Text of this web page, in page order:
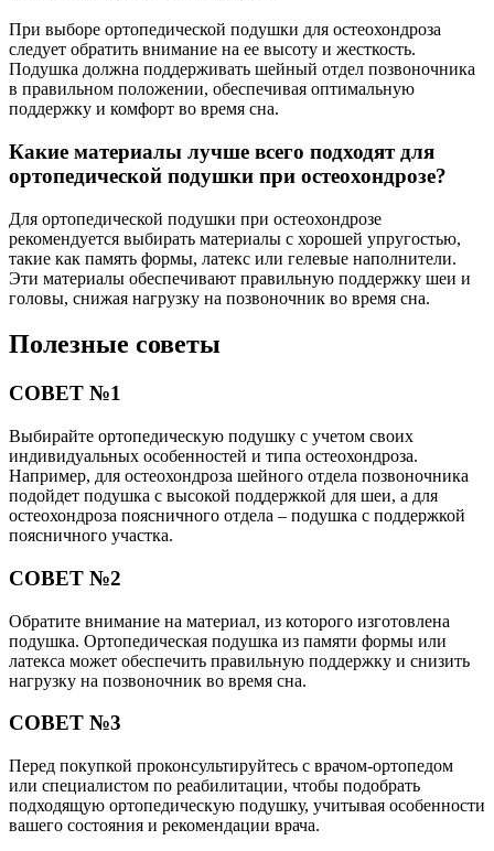
При выборе ортопедической подушки для остеохондроза
следует обратить внимание на ее высоту и жесткость.
Подушка должна поддерживать шейный отдел позвоночника
в правильном положении, обеспечивая оптимальную
поддержку и комфорт во время сна.
Какие материалы лучше всего подходят для
ортопедической подушки при остеохондрозе?
Для ортопедической подушки при остеохондрозе
рекомендуется выбирать материалы с хорошей упругостью,
такие как память формы, латекс или гелевые наполнители.
Эти материалы обеспечивают правильную поддержку шеи и
головы, снижая нагрузку на позвоночник во время сна.
Полезные советы
СОВЕТ №1
Выбирайте ортопедическую подушку с учетом своих
индивидуальных особенностей и типа остеохондроза.
Например, для остеохондроза шейного отдела позвоночника
подойдет подушка с высокой поддержкой для шеи, а для
остеохондроза поясничного отдела – подушка с поддержкой
поясничного участка.
СОВЕТ №2
Обратите внимание на материал, из которого изготовлена
подушка. Ортопедическая подушка из памяти формы или
латекса может обеспечить правильную поддержку и снизить
нагрузку на позвоночник во время сна.
СОВЕТ №3
Перед покупкой проконсультируйтесь с врачом-ортопедом
или специалистом по реабилитации, чтобы подобрать
подходящую ортопедическую подушку, учитывая особенности
вашего состояния и рекомендации врача.